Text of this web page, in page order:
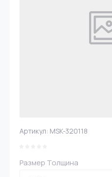
Артикул: MSK-320118
Размер Толщина